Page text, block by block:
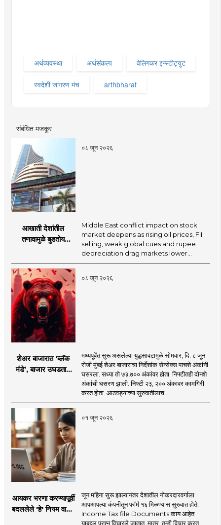
अर्थव्यवस्था अर्थसंकल्प वेलिगकर इन्स्टीट्युट
स्वदेशी जागरण मंच arthbharat
संबंधित मजकूर
०८ जून २०२६
आखाती देशांतील
तणावामुळे बुडतोय
पाच गोष्टी कारणीभूत!
Middle East conflict impact on stock
market deepens as rising oil prices, FII
selling, weak global cues and rupee
depreciation drag markets lower...
०८ जून २०२६
शेअर बाजारात ‘ब्लॅक
मंडे’, बाजार उघडताच
मध्यपूर्वेत सुरू असलेल्या युद्धसावटामुळे सोमवार, दि. ८ जून
रोजी मुंबई शेअर बाजाराचा निर्देशांक सेन्सेक्स पाचशे अंकांनी
घसरला. सध्या तो ७३,७०० अंकांवर होता. निफ्टीतही दोनशे
अंकांची घसरण झाली. निफ्टी २३, २०० अंकावर कामगिरी
करत होता. आठवड्याच्या सुरुवातीलाच ..
०१ जून २०२६
आयकर भरणा करण्यापूर्वी
बदललेले 'हे' नियम वाचून
जून महिना सुरू झाल्यानंतर देशातील नोकरदारवर्गाला
आपआपल्या कंपनीतून फॉर्म १६ मिळण्यास सुरुवात होते.
Income Tax file Documents काय आहेत
याबद्दल प्रश्न विचारले जातात. मात्र, तुम्ही विचार करत